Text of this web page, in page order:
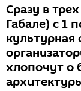
Сразу в
Габале) с 1
культурная
хлопочут о